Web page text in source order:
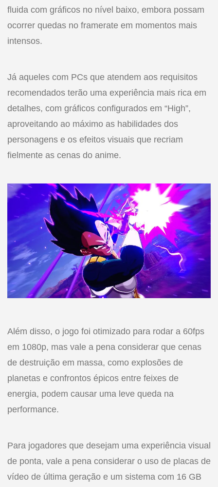
fluida com gráficos no nível baixo, embora possam
ocorrer quedas no framerate em momentos mais
intensos.
Já aqueles com PCs que atendem aos requisitos
recomendados terão uma experiência mais rica em
detalhes, com gráficos configurados em “High”,
aproveitando ao máximo as habilidades dos
personagens e os efeitos visuais que recriam
fielmente as cenas do anime.
Além disso, o jogo foi otimizado para rodar a 60fps
em 1080p, mas vale a pena considerar que cenas
de destruição em massa, como explosões de
planetas e confrontos épicos entre feixes de
energia, podem causar uma leve queda na
performance.
Para jogadores que desejam uma experiência visual
de ponta, vale a pena considerar o uso de placas de
vídeo de última geração e um sistema com 16 GB